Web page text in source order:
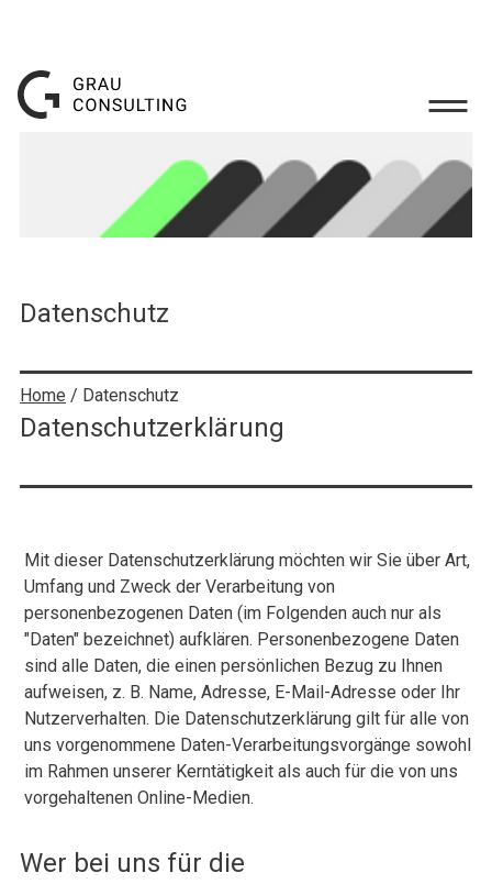
Datenschutz
Home / Datenschutz
Datenschutzerklärung
Mit dieser Datenschutzerklärung möchten wir Sie über Art,
Umfang und Zweck der Verarbeitung von
personenbezogenen Daten (im Folgenden auch nur als
"Daten" bezeichnet) aufklären. Personenbezogene Daten
sind alle Daten, die einen persönlichen Bezug zu Ihnen
aufweisen, z. B. Name, Adresse, E-Mail-Adresse oder Ihr
Nutzerverhalten. Die Datenschutzerklärung gilt für alle von
uns vorgenommene Daten-Verarbeitungsvorgänge sowohl
im Rahmen unserer Kerntätigkeit als auch für die von uns
vorgehaltenen Online-Medien.
Wer bei uns für die